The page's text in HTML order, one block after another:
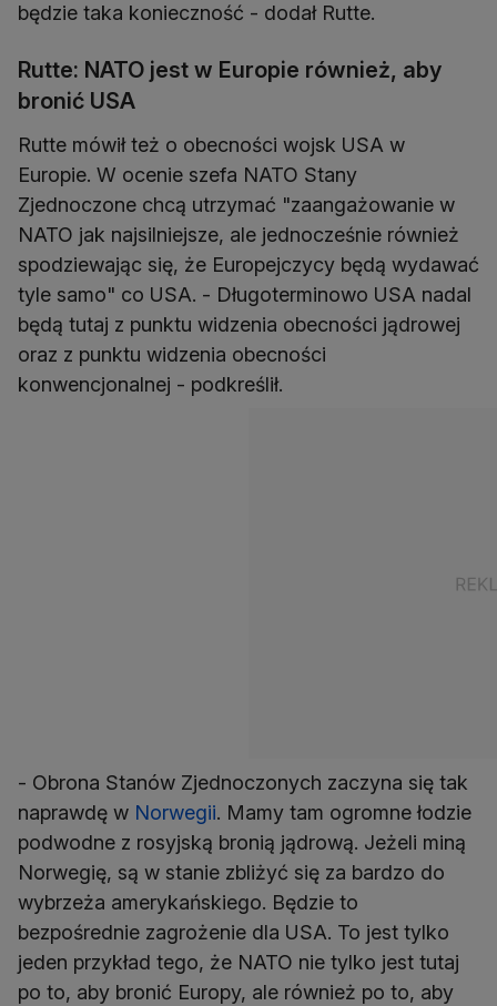
będzie taka konieczność - dodał Rutte.
Rutte: NATO jest w Europie również, aby
bronić USA
Rutte mówił też o obecności wojsk USA w
Europie. W ocenie szefa NATO Stany
Zjednoczone chcą utrzymać "zaangażowanie w
NATO jak najsilniejsze, ale jednocześnie również
spodziewając się, że Europejczycy będą wydawać
tyle samo" co USA. - Długoterminowo USA nadal
będą tutaj z punktu widzenia obecności jądrowej
oraz z punktu widzenia obecności
konwencjonalnej - podkreślił.
- Obrona Stanów Zjednoczonych zaczyna się tak
naprawdę w Norwegii. Mamy tam ogromne łodzie
podwodne z rosyjską bronią jądrową. Jeżeli miną
Norwegię, są w stanie zbliżyć się za bardzo do
wybrzeża amerykańskiego. Będzie to
bezpośrednie zagrożenie dla USA. To jest tylko
jeden przykład tego, że NATO nie tylko jest tutaj
po to, aby bronić Europy, ale również po to, aby